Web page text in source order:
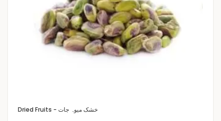
Dried Fruits - خشک میوہ جات